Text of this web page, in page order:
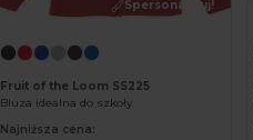
Spersonalizuj!
Fruit of the Loom SS225
Bluza idealna do szkoły
Najniższa cena: